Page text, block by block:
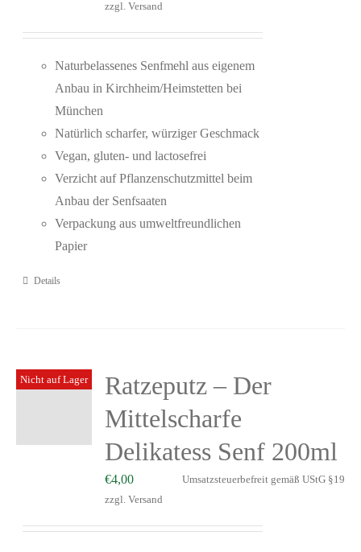
zzgl.Versand
Naturbelassenes Senfmehl aus eigenem
Anbau in Kirchheim/Heimstetten bei
München
Natürlich scharfer, würziger Geschmack
Vegan, gluten- und lactosefrei
Verzicht auf Pflanzenschutzmittel beim
Anbau der Senfsaaten
Verpackung aus umweltfreundlichen
Papier
Details
Nicht auf Lager
Ratzeputz – Der
Mittelscharfe
Delikatess Senf 200ml
€4,00
Umsatzsteuerbefreit gemäß UStG §19
zzgl.Versand